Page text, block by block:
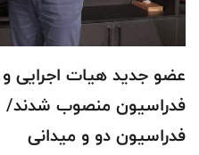
عضو جدید هیات اجرایی
فدراسیون منصوب شدند/
فدراسیون دو و میدانی